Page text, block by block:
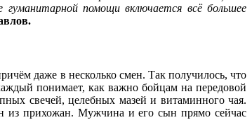
помощи включается всё большее
даже в несколько смен. Так получилось, что
понимает, как важно бойцам на передовой
свечей, целебных мазей и витаминного чая.
из прихожан. Мужчина и его сын прямо сейчас